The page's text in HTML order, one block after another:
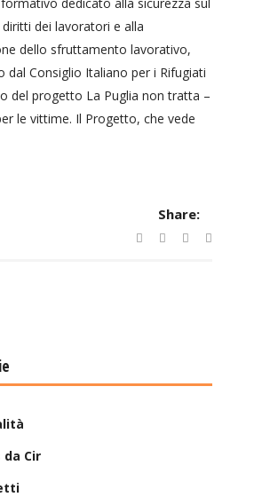
dei lavoratori e alla
dello sfruttamento lavorativo,
dal Consiglio Italiano per i Rifugiati
del progetto La Puglia non tratta –
le vittime. Il Progetto, che vede
Share:
da Cir